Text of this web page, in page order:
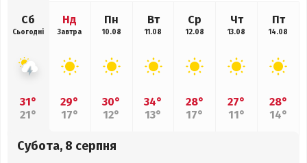
Сб
Сьогодні
31°
21°
Нд
Завтра
29°
17°
Пн
10.08
30°
12°
Вт
11.08
34°
13°
Ср
12.08
28°
17°
Чт
13.08
27°
11°
Пт
14.08
28°
14°
Субота, 8 серпня